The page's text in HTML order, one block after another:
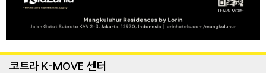
코트라 K-MOVE 센터